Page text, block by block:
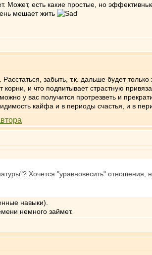
есть какие простые, но
мешает жить
забыть, т.к. дальше будет
и что подпитывает страстную
у вас получится протрезветь и
кайфа и в периоды счастья, и в
Хочется "уравновесить" отношения,
навыки).
немного займет.